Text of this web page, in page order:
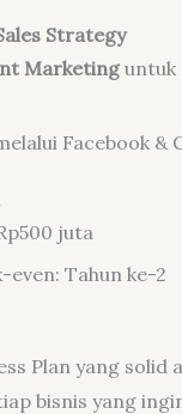
Strategy
Marketinguntuk
Facebook &
juta
Tahun ke-2
Plan yang solid
bisnis yang